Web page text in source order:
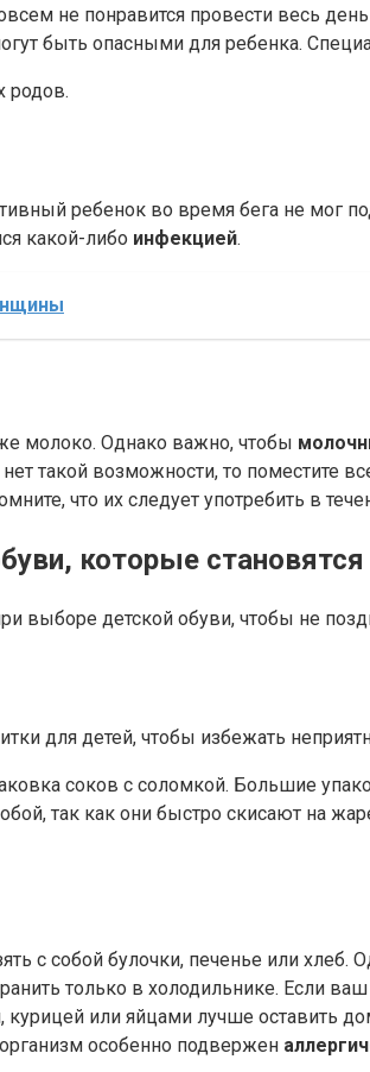
не понравится провести весь
быть опасными для ребенка.
родов.
ребенок во время бега не мог
какой-либо инфекцией.
молоко. Однако важно, чтобы
такой возможности, то поместите
что их следует употребить в
которые
выборе детской обуви, чтобы не
для детей, чтобы избежать
соков с соломкой. Большие
так как они быстро скисают на
с собой булочки, печенье или хлеб.
только в холодильнике. Если
или яйцами лучше оставить
особенно подвержен